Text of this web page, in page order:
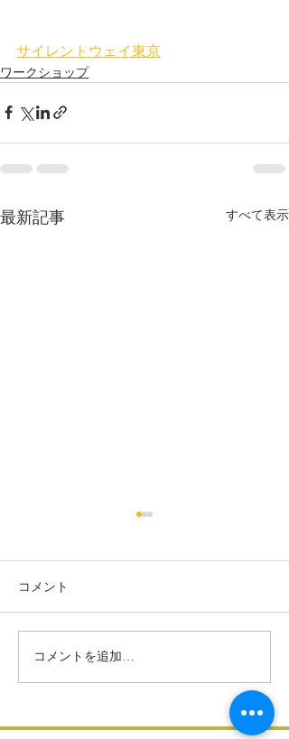
サイレントウェイ東京
ワークショップ
最新記事 すべて表示
A NEW Japanese course
for beginners
コメント
コメントを追加…